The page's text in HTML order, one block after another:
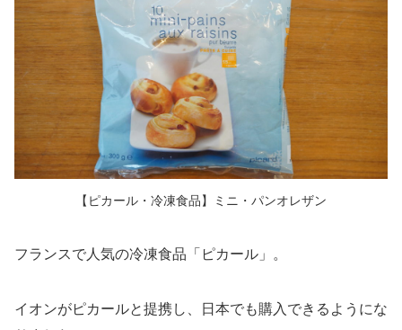
【ピカール・冷凍食品】ミニ・パンオレザン
フランスで人気の冷凍食品「ピカール」。
イオンがピカールと提携し、日本でも購入できるようにな